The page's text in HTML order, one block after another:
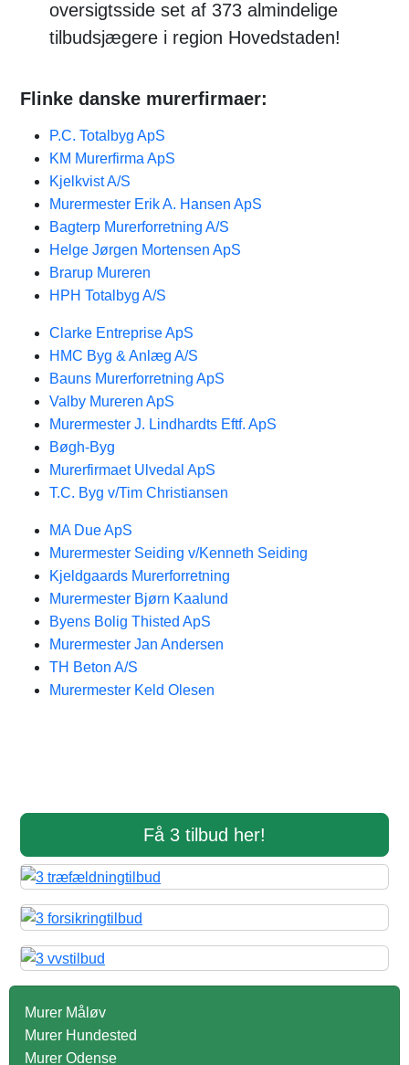
oversigtsside set af 373 almindelige
tilbudsjægere i region Hovedstaden!
Flinke danske murerfirmaer:
P.C. Totalbyg ApS
KM Murerfirma ApS
Kjelkvist A/S
Murermester Erik A. Hansen ApS
Bagterp Murerforretning A/S
Helge Jørgen Mortensen ApS
Brarup Mureren
HPH Totalbyg A/S
Clarke Entreprise ApS
HMC Byg & Anlæg A/S
Bauns Murerforretning ApS
Valby Mureren ApS
Murermester J. Lindhardts Eftf. ApS
Bøgh-Byg
Murerfirmaet Ulvedal ApS
T.C. Byg v/Tim Christiansen
MA Due ApS
Murermester Seiding v/Kenneth Seiding
Kjeldgaards Murerforretning
Murermester Bjørn Kaalund
Byens Bolig Thisted ApS
Murermester Jan Andersen
TH Beton A/S
Murermester Keld Olesen
Få 3 tilbud her!
Murer Måløv
Murer Hundested
Murer Odense